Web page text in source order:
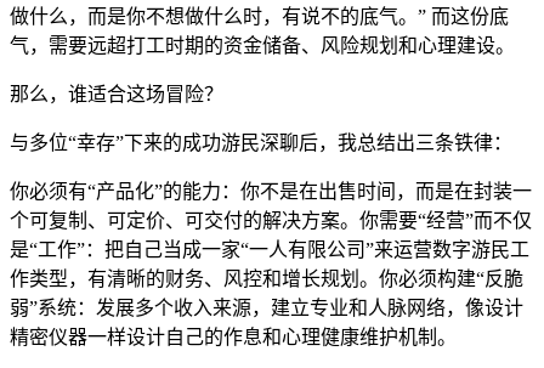
做什么，而是你不想做什么时，有说不的底气。” 而这份底
气，需要远超打工时期的资金储备、风险规划和心理建设。
那么，谁适合这场冒险？
与多位“幸存”下来的成功游民深聊后，我总结出三条铁律：
你必须有“产品化”的能力：你不是在出售时间，而是在封装一
个可复制、可定价、可交付的解决方案。你需要“经营”而不仅
是“工作”：把自己当成一家“一人有限公司”来运营数字游民工
作类型，有清晰的财务、风控和增长规划。你必须构建“反脆
弱”系统：发展多个收入来源，建立专业和人脉网络，像设计
精密仪器一样设计自己的作息和心理健康维护机制。